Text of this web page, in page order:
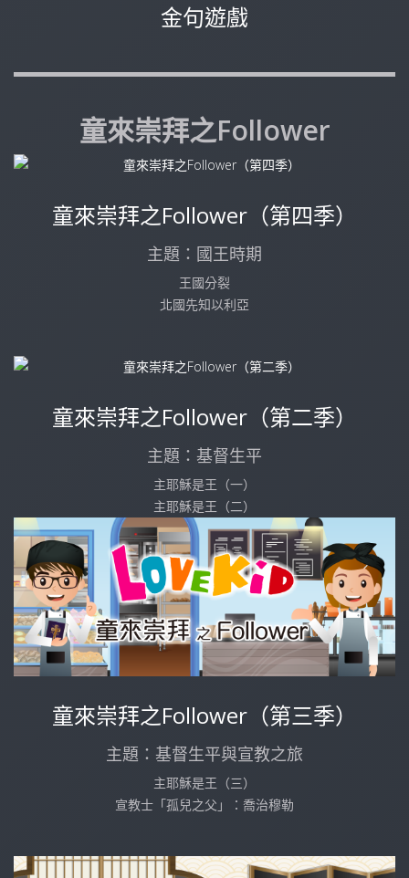
金句遊戲
童來崇拜之Follower
童來崇拜之Follower（第四季）
主題：國王時期
王國分裂
北國先知以利亞
童來崇拜之Follower（第二季）
主題：基督生平
主耶穌是王（一）
主耶穌是王（二）
童來崇拜之Follower（第三季）
主題：基督生平與宣教之旅
主耶穌是王（三）
宣教士「孤兒之父」：喬治穆勒